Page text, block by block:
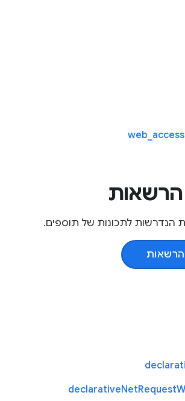
הרשאות
הנדרשות לתכונות של תוספים.